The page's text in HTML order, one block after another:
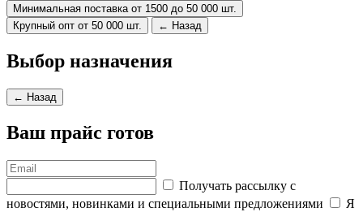
Минимальная поставка от 1500 до 50 000 шт.
Крупный опт от 50 000 шт.
← Назад
Выбор назначения
← Назад
Ваш прайс готов
Получать рассылку с
новостями, новинками и специальными предложениями
Я